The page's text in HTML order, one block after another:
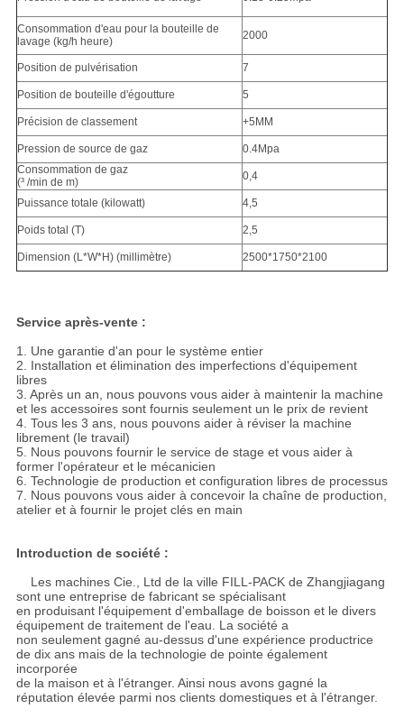
Consommation d'eau pour la bouteille de
lavage (kg/h heure)
2000
Position de pulvérisation 7
Position de bouteille d'égoutture 5
Précision de classement +5MM
Pression de source de gaz
0.4Mpa
Consommation de gaz
(³ /min de m)
0,4
Puissance totale (kilowatt) 4,5
Poids total (T) 2,5
Dimension (L*W*H) (millimètre) 2500*1750*2100
Service après-vente :
1. Une garantie d'an pour le système entier
2. Installation et élimination des imperfections d'équipement
libres
3. Après un an, nous pouvons vous aider à maintenir la machine
et les accessoires sont fournis seulement un le prix de revient
4. Tous les 3 ans, nous pouvons aider à réviser la machine
librement (le travail)
5. Nous pouvons fournir le service de stage et vous aider à
former l'opérateur et le mécanicien
6. Technologie de production et configuration libres de processus
7. Nous pouvons vous aider à concevoir la chaîne de production,
atelier et à fournir le projet clés en main
Introduction de société :
Les machines Cie., Ltd de la ville FILL-PACK de Zhangjiagang
sont une entreprise de fabricant se spécialisant
en produisant l'équipement d'emballage de boisson et le divers
équipement de traitement de l'eau. La société a
non seulement gagné au-dessus d'une expérience productrice
de dix ans mais de la technologie de pointe également
incorporée
de la maison et à l'étranger. Ainsi nous avons gagné la
réputation élevée parmi nos clients domestiques et à l'étranger.